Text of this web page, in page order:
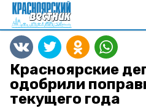
Красноярские
одобрили
текущего года